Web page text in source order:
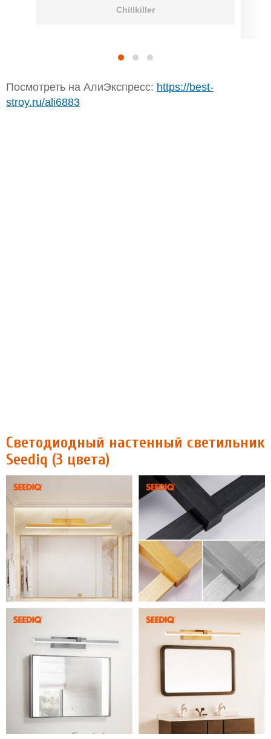
Chillkiller
Посмотреть на АлиЭкспресс: https://best-
stroy.ru/ali6883
Светодиодный настенный светильник
Seediq (3 цвета)